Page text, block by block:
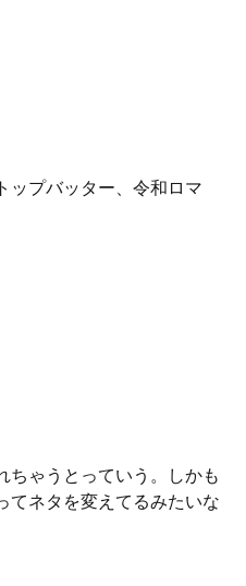
ップバッター、令和ロマ
ちゃうとっていう。しかも
てネタを変えてるみたいな